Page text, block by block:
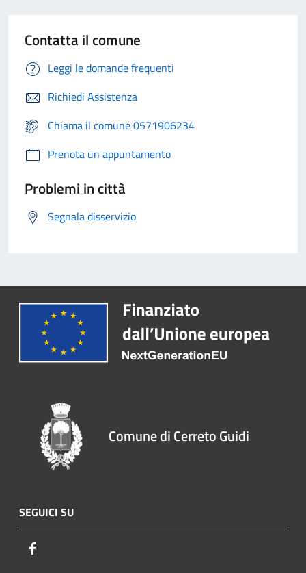
Contatta il comune
Leggi le domande frequenti
Richiedi Assistenza
Chiama il comune 0571906234
Prenota un appuntamento
Problemi in città
Segnala disservizio
Comune di Cerreto Guidi
SEGUICI SU